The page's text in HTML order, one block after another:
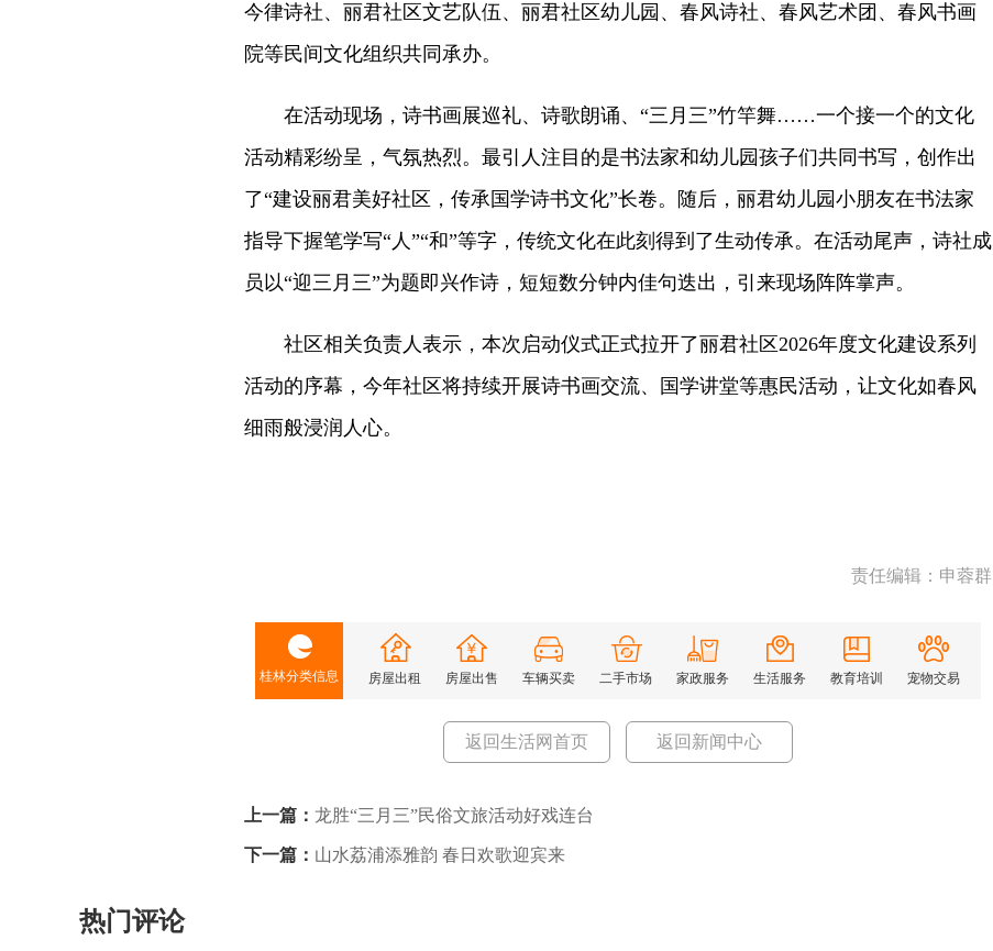
今律诗社、丽君社区文艺队伍、丽君社区幼儿园、春风诗社、春风艺术团、春风书画
院等民间文化组织共同承办。
在活动现场，诗书画展巡礼、诗歌朗诵、“三月三”竹竿舞……一个接一个的文化
活动精彩纷呈，气氛热烈。最引人注目的是书法家和幼儿园孩子们共同书写，创作出
了“建设丽君美好社区，传承国学诗书文化”长卷。随后，丽君幼儿园小朋友在书法家
指导下握笔学写“人”“和”等字，传统文化在此刻得到了生动传承。在活动尾声，诗社成
员以“迎三月三”为题即兴作诗，短短数分钟内佳句迭出，引来现场阵阵掌声。
社区相关负责人表示，本次启动仪式正式拉开了丽君社区2026年度文化建设系列
活动的序幕，今年社区将持续开展诗书画交流、国学讲堂等惠民活动，让文化如春风
细雨般浸润人心。
责任编辑：申蓉群
桂林分类信息 房屋出租 房屋出售 车辆买卖 二手市场 家政服务 生活服务 教育培训 宠物交易
返回生活网首页 返回新闻中心
上一篇： 龙胜“三月三”民俗文旅活动好戏连台
下一篇： 山水荔浦添雅韵 春日欢歌迎宾来
热门评论